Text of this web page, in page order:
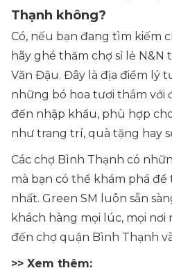
Thạnh không?
Có, nếu bạn đang tìm kiếm
hãy ghé thăm chợ sỉ lẻ
Văn Đậu. Đây là địa điểm lý
những bó hoa tươi thắm với
đến nhập khẩu, phù hợp
như trang trí, quà tặng hay
Các chợ Bình Thạnh có
mà bạn có thể khám phá
nhất. Green SM luôn sẵn
khách hàng mọi lúc, mọi
đến chợ quận Bình Thạnh
>> Xem thêm: